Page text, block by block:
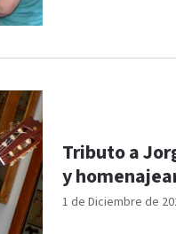
1 de Diciembre de
Tributo a
y